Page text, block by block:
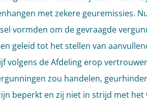
met zekere geuremissies.
vormden om de gevraagde
geleid tot het stellen van
volgens de Afdeling erop
zou handelen,
beperkt en zij niet in strijd met